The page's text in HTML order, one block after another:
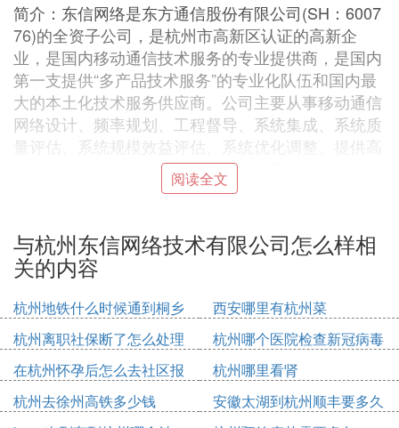
简介：东信网络是东方通信股份有限公司(SH：6007
76)的全资子公司，是杭州市高新区认证的高新企
业，是国内移动通信技术服务的专业提供商，是国内
第一支提供“多产品技术服务”的专业化队伍和国内最
大的本土化技术服务供应商。公司主要从事移动通信
网络设计、频率规划、工程督导、系统集成、系统质
量评估、系统规模效益评估、系统优化调整、提供高
话务解决方案、网络维护、提供室内覆盖解决方案、
工具软件开发、技术培训等。
成立时间：2000-08-21
注册资本：10000万人民币
工商注册号：330108000098628
企业类型：其他有限责任公司
公司地址：浙江省杭州市滨江区东信大道66号研发楼
A311室
6. 杭州东信网络技术有限公司怎么样啊，
对个人发展，薪资，环境什么的都说说，不
阅读全文
与杭州东信网络技术有限公司怎么样相
关的内容
杭州地铁什么时候通到桐乡
西安哪里有杭州菜
杭州离职社保断了怎么处理
杭州哪个医院检查新冠病毒
在杭州怀孕后怎么去社区报
备
杭州哪里看肾
杭州去徐州高铁多少钱
安徽太湖到杭州顺丰要多久